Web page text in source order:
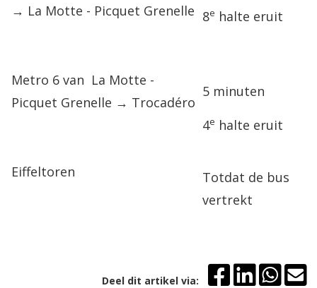
→ La Motte - Picquet Grenelle 8e halte eruit
Metro 6 van La Motte -
Picquet Grenelle → Trocadéro
5 minuten
4e halte eruit
Eiffeltoren
Totdat de bus
vertrekt
Deel dit artikel via: